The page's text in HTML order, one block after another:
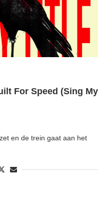
For Speed (Sing My
en de trein gaat aan het